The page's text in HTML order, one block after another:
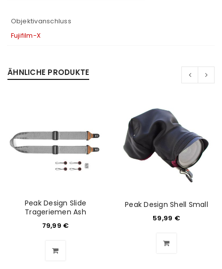
ANMELDEN
Benutzername oder E-Mail-Adresse
Objektivanschluss
Fujifilm-X
ÄHNLICHE PRODUKTE
Peak Design Slide
Trageriemen Ash
79,99 €
Peak Design Shell Small
59,99 €